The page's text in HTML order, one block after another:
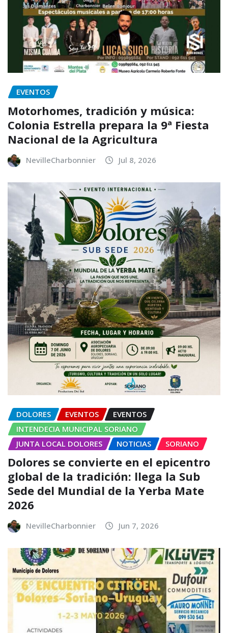
EVENTOS
Motorhomes, tradición y música:
Colonia Estrella prepara la 9ª Fiesta
Nacional de la Agricultura
NevilleCharbonnier Jul 8, 2026
DOLORES EVENTOS
EVENTOS
INTENDECIA MUNICIPAL SORIANO
JUNTA LOCAL DOLORES
NOTICIAS SORIANO
Dolores se convierte en el epicentro
global de la tradición: llega la Sub
Sede del Mundial de la Yerba Mate
2026
NevilleCharbonnier Jun 7, 2026